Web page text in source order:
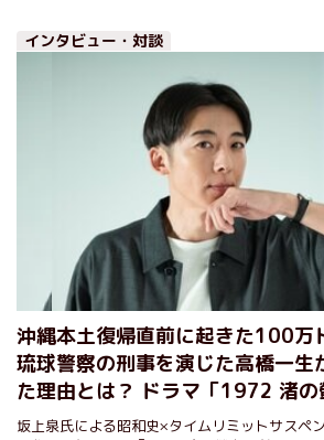
インタビュー・対談
沖縄本土復帰直前に起きた100
琉球警察の刑事を演じた高橋一生
た理由とは？ ドラマ「1972 渚の
一生インタビュー（前編）
坂上泉氏による昭和史×タイムリミットサスペ